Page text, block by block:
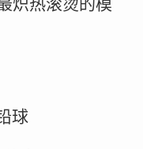
炽热滚烫的模
球